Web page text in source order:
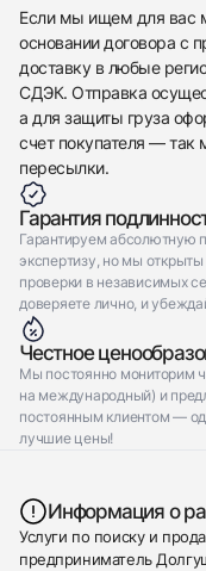
Если мы ищем для вас
основании договора с
доставку в любые
СДЭК. Отправка
а для защиты груза
счет покупателя — так
пересылки.
Гарантия
Гарантируем абсолютную
экспертизу, но мы
проверки в независимых
доверяете лично, и
Честное
Мы постоянно мониторим
на международный) и
постоянным клиентом —
лучшие цены!
Информация о
Услуги по поиску и
предприниматель